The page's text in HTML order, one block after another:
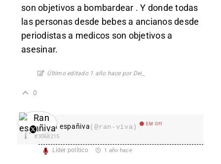
son objetivos a bombardear . Y donde todas
las personas desde bebes a ancianos desde
periodistas a medicos son objetivos a
asesinar.
Último editado 1 año hace por Dei_
0
Ran españiva(@ran-viva) EM Off
#3068215
Líder político 1 año hace